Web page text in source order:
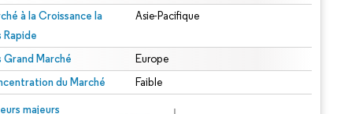
à la Croissance la
Rapide
Asie-Pacifique
Grand Marché Europe
du Marché Faible
majeurs
© Mordor Intelligence. La réutilisation nécessite une attribution sous CC BY 4.0.
attribution sous CC BY 4.0.